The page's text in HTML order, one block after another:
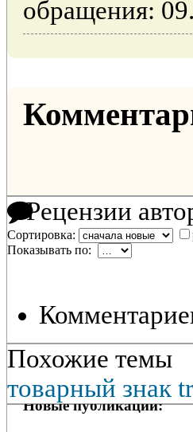
обращения:
Рецензии
Сортировка:
Показывать по:
Похожие темы
товарный знак
Новые публикации: